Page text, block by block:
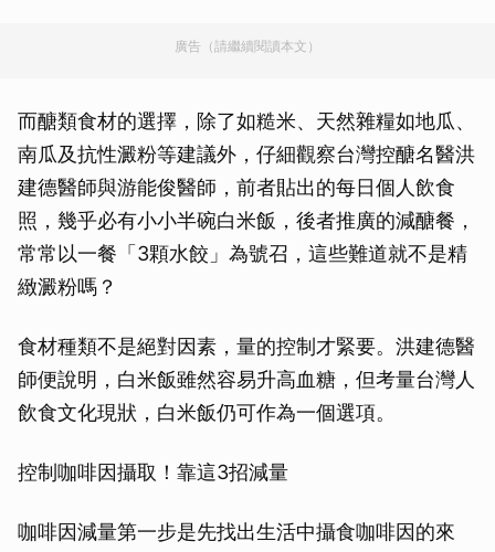
廣告（請繼續閱讀本文）
而醣類食材的選擇，除了如糙米、天然雜糧如地瓜、
南瓜及抗性澱粉等建議外，仔細觀察台灣控醣名醫洪
建德醫師與游能俊醫師，前者貼出的每日個人飲食
照，幾乎必有小小半碗白米飯，後者推廣的減醣餐，
常常以一餐「3顆水餃」為號召，這些難道就不是精
緻澱粉嗎？
食材種類不是絕對因素，量的控制才緊要。洪建德醫
師便說明，白米飯雖然容易升高血糖，但考量台灣人
飲食文化現狀，白米飯仍可作為一個選項。
控制咖啡因攝取！靠這3招減量
咖啡因減量第一步是先找出生活中攝食咖啡因的來